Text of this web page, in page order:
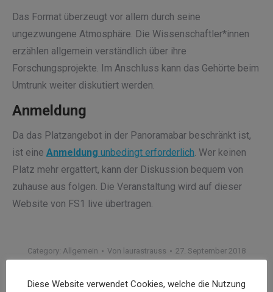
Das Format überzeugt vor allem durch seine
ungezwungene Atmosphäre. Die Wissenschaftler*innen
erzählen allgemein verständlich über ihre
Forschungsprojekte. Im Anschluss kann das Gehörte beim
Umtrunk weiter diskutiert werden.
Anmeldung
Da das Platzangebot in der Panoramabar beschränkt ist,
ist eine Anmeldung unbedingt erforderlich. Wer keinen
Platz mehr ergattert, kann der Diskussion bequem von
zuhause aus folgen. Die Veranstaltung wird auf dieser
Website von FS1 live übertragen.
Category: Allgemein Von laurastrauss 27. September 2018
Diese Website verwendet Cookies, welche die Nutzung